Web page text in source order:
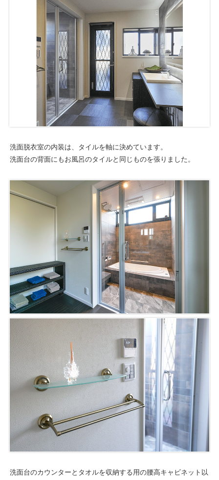
洗面脱衣室の内装は、タイルを軸に決めています。
洗面台の背面にもお風呂のタイルと同じものを張りました。
洗面台のカウンターとタオルを収納する用の腰高キャビネット以